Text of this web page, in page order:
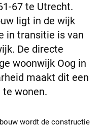
67 te Utrecht.
ligt in de wijk
in transitie is van
De directe
woonwijk Oog in
maakt dit een
wonen.
wordt de constructie